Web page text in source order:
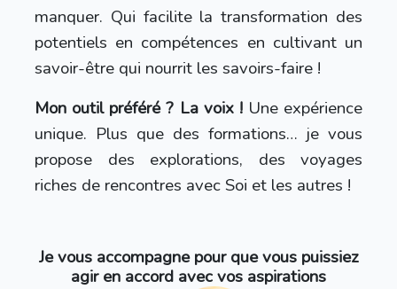
manquer. Qui facilite la transformation des
potentiels en compétences en cultivant un
savoir-être qui nourrit les savoirs-faire !
Mon outil préféré ? La voix ! Une expérience
unique. Plus que des formations… je vous
propose des explorations, des voyages
riches de rencontres avec Soi et les autres !
Je vous accompagne pour que vous puissiez
agir en accord avec vos aspirations